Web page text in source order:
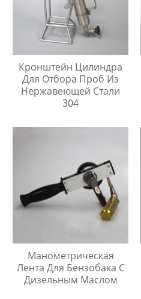
Кронштейн Цилиндра
Для Отбора Проб Из
Нержавеющей Стали
304
Манометрическая
Лента Для Бензобака С
Дизельным Маслом